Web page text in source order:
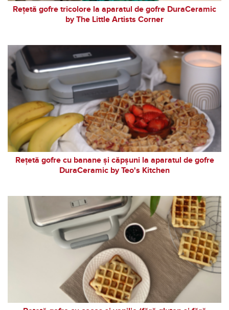
Rețetă gofre tricolore la aparatul de gofre DuraCeramic
by The Little Artists Corner
Rețetă gofre cu banane și căpșuni la aparatul de gofre
DuraCeramic by Teo's Kitchen